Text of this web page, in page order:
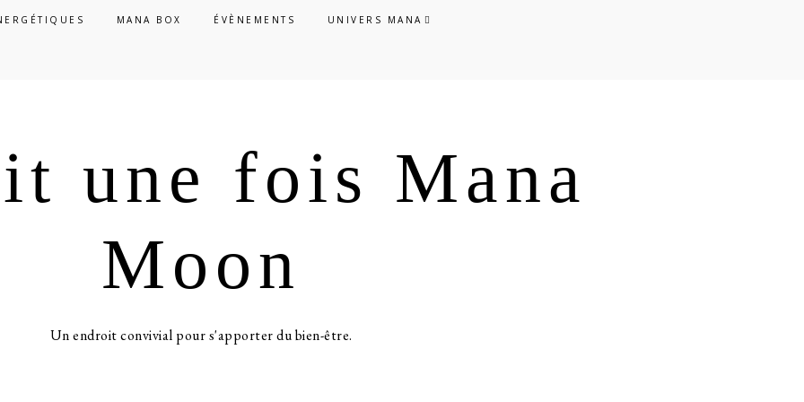
MANA BOX ÉVÈNEMENTS UNIVERS MANA
une fois Mana
Moon
Un endroit convivial pour s'apporter du bien-être.